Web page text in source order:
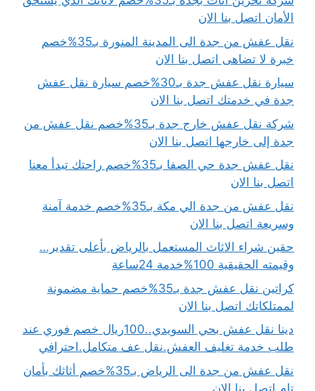
الأمان اتصل بنا الان
نقل عفش من جدة الى المدينة المنورة بـ35%خصم
خبرة لا تضاهى اتصل بنا الان
سيارة نقل عفش جدة بـ30%خصم سيارة نقل عفش
جدة في خدمتك اتصل بنا الان
شركة نقل عفش خارج جدة بـ35%خصم نقل عفش من
جدة إلى خارجها اتصل بنا الان
نقل عفش جدة حي الصفا بـ35%خصم راحتك تبدأ معنا
اتصل بنا الان
نقل عفش من جدة الي مكة بـ35%خصم خدمة آمنة
وسريعة اتصل بنا الان
حقين شراء الاثاث المستعمل بالرياض بأعلى تقدير…
وقيمته الحقيقية 100%خدمة 24ساعة
كراتين نقل عفش جدة بـ35%خصم حماية مضمونة
لممتلكاتك اتصل بنا الان
دينا نقل عفش بحي السويدي..100ريال خصم فوري عند
طلب خدمة تغليف العفش.نقل عف متكامل.احترافي
نقل عفش من جدة الى الرياض بـ35%خصم أثاثك بأمان
تام اتصل بنا الان